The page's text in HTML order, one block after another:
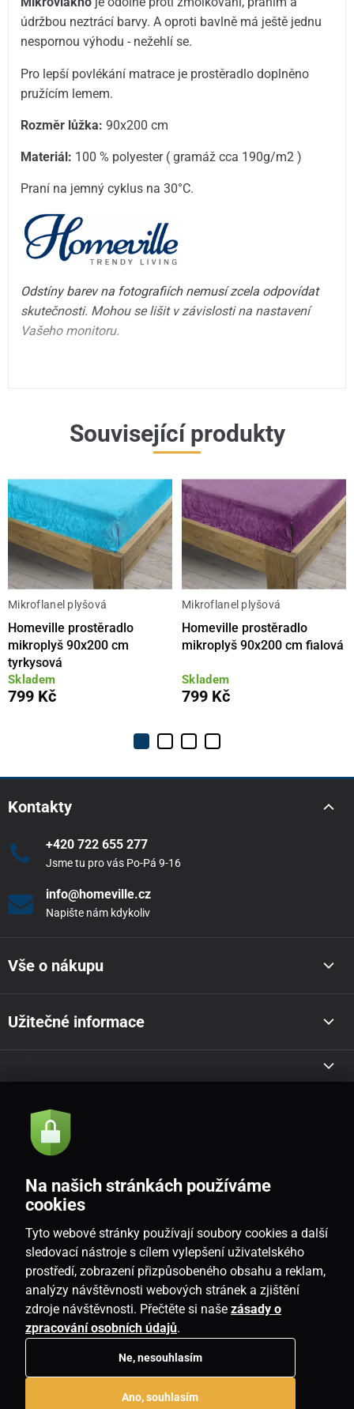
údržbou neztrácí barvy. A oproti bavlně má ještě jednu
nespornou výhodu - nežehlí se.
Pro lepší povlékání matrace je prostěradlo doplněno
pružícím lemem.
Rozměr lůžka: 90x200 cm
Materiál: 100 % polyester ( gramáž cca 190g/m2 )
Praní na jemný cyklus na 30°C.
Odstíny barev na fotografiích nemusí zcela odpovídat
skutečnosti. Mohou se lišit v závislosti na nastavení
Vašeho monitoru.
Související produkty
Mikroflanel plyšová
Homeville prostěradlo
mikroplyš 90x200 cm
tyrkysová
Skladem
799 Kč
Mikroflanel plyšová
Homeville prostěradlo
mikroplyš 90x200 cm fialová
Skladem
799 Kč
Kontakty
+420 722 655 277
Jsme tu pro vás Po-Pá 9-16
info@homeville.cz
Napište nám kdykoliv
Vše o nákupu
Užitečné informace
Akce a novinky e-mailem
Souhlasím sezásadami zpracování osobních údajů
CZ
www.homeville.cz
Na našich stránkách používáme
cookies
Tyto webové stránky používají soubory cookies a další
sledovací nástroje s cílem vylepšení uživatelského
prostředí, zobrazení přizpůsobeného obsahu a reklam,
analýzy návštěvnosti webových stránek a zjištění
zdroje návštěvnosti. Přečtěte si naše zásady o
zpracování osobních údajů.
Ne, nesouhlasím
Ano, souhlasím